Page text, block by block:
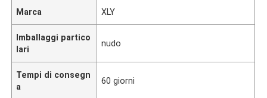
Marca XLY
Imballaggi partico
lari
nudo
Tempi di consegn
a
60 giorni